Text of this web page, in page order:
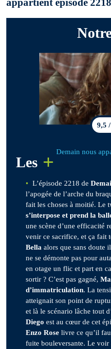
appartient épisode
9,5
Demain nous
Les +
L’épisode 2218 de
l’apogée de l’arche du
fait les choses à moitié.
s’interpose et prend la
une scène d’une efficacité
venir ce sacrifice, et ça fait
Bella alors que sans doute
ne se démonte pas pour
en otage un flic et part en
sortir ? C’est pas gagné,
d’immatriculation. La
atteignait son point de
et là le scénario lâche tout
Diego est au cœur de cet
Enzo Rose livre ce qu’il
fuite bouleversante. Le voir